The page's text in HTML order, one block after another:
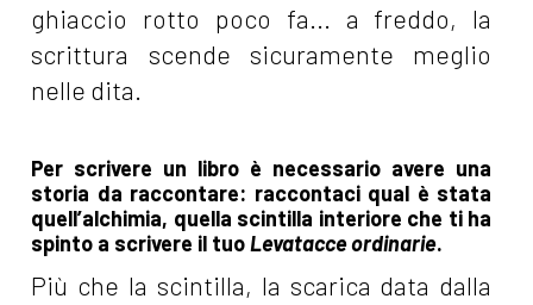
ghiaccio rotto poco fa... a freddo, la
scrittura scende sicuramente meglio
nelle dita.
Per scrivere un libro è necessario avere una
storia da raccontare: raccontaci qual è stata
quell’alchimia, quella scintilla interiore che ti ha
spinto a scrivere il tuoLevatacce ordinarie.
Più che la scintilla, la scarica data dalla